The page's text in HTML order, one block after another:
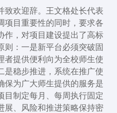
致欢迎辞。王文格处长代表
项目重要性的同时，要求各
作，对项目建设提出了高标
则：一是新平台必须突破固
者提供便利向为全校师生使
是稳步推进，系统在推广使
保为广大师生提供的服务是
目制定每月、每周执行固定
展、风险和推进策略保持密